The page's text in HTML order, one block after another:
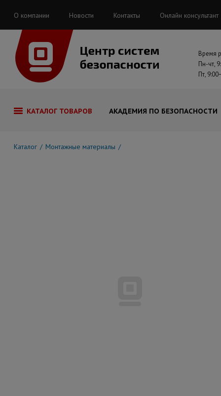
О компании Новости Контакты Онлайн консультант
Время
Пн-чт,
Пт,
КАТАЛОГ ТОВАРОВ АКАДЕМИЯ ПО БЕЗОПАСНОСТИ
Каталог Монтажные материалы